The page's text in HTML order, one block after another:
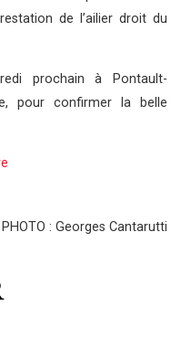
de l’ailier droit du
prochain à Pontault-
pour confirmer la belle
PHOTO : Georges Cantarutti